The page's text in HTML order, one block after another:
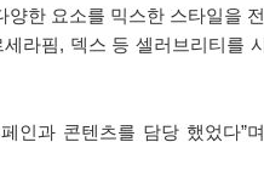
한 요소를 믹스한 스타일을
라핌, 덱스 등 셀러브리티를
인과 콘텐츠를 담당 했었다”